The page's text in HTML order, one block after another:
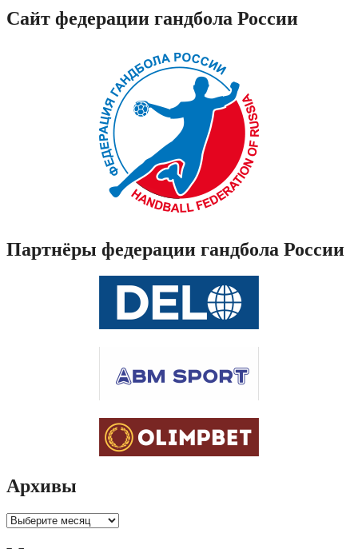
Сайт федерации гандбола России
Партнёры федерации гандбола России
Архивы
Архивы